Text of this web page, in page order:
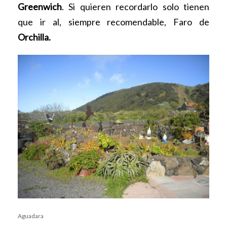
Greenwich. Si quieren recordarlo solo tienen
que ir al, siempre recomendable, Faro de
Orchilla.
Aguadara